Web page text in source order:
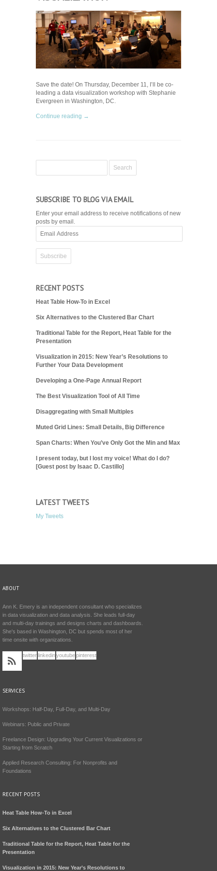
Save the date! On Thursday, December 11, I’ll be co-
leading a data visualization workshop with Stephanie
Evergreen in Washington, DC.
Continue reading →
SUBSCRIBE TO BLOG VIA EMAIL
Enter your email address to receive notifications of new
posts by email.
Email
RECENT POSTS
Heat Table How-To in Excel
Six Alternatives to the Clustered Bar Chart
Traditional Table for the Report, Heat Table for the
Presentation
Visualization in 2015: New Year’s Resolutions to
Further Your Data Development
Developing a One-Page Annual Report
The Best Visualization Tool of All Time
Disaggregating with Small Multiples
Muted Grid Lines: Small Details, Big Difference
Span Charts: When You’ve Only Got the Min and Max
I present today, but I lost my voice! What do I do?
[Guest post by Isaac D. Castillo]
LATEST TWEETS
My Tweets
ABOUT
Ann K. Emery is an independent consultant who specializes
in data visualization and data analysis. She leads full-day
and multi-day trainings and designs charts and dashboards.
She's based in Washington, DC but spends most of her
time onsite with organizations.
twitter linkedinyoutubepinterest
SERVICES
Workshops: Half-Day, Full-Day, and Multi-Day
Webinars: Public and Private
Freelance Design: Upgrading Your Current Visualizations or
Starting from Scratch
Applied Research Consulting: For Nonprofits and
Foundations
RECENT POSTS
Heat Table How-To in Excel
Six Alternatives to the Clustered Bar Chart
Traditional Table for the Report, Heat Table for the
Presentation
Visualization in 2015: New Year’s Resolutions to